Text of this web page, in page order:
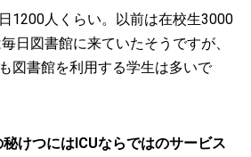
1200人くらい。以前は在校生3000
日図書館に来ていたそうですが、
図書館を利用する学生は多いで
けつにはICUならではのサービス